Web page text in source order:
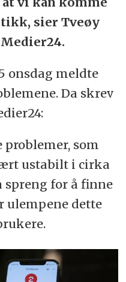
sier Tveøy
onsdag meldte
Da skrev
som
ustabilt i cirka
spreng for å finne
ulempene dette